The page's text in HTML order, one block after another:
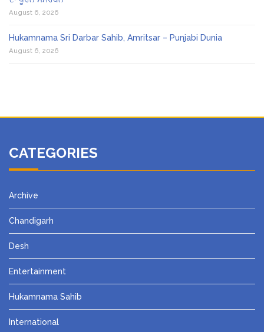
August 6, 2026
Hukamnama Sri Darbar Sahib, Amritsar – Punjabi Dunia
August 6, 2026
CATEGORIES
Archive
Chandigarh
Desh
Entertainment
Hukamnama Sahib
International